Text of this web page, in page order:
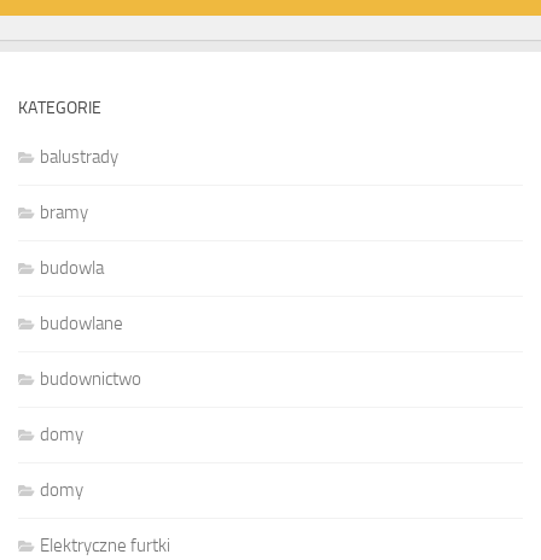
KATEGORIE
balustrady
bramy
budowla
budowlane
budownictwo
domy
domy
Elektryczne furtki